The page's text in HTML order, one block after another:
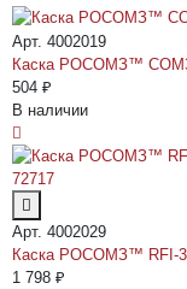
Арт. 4002019
Каска РОСОМЗ™ СОМЗ-
504 ₽
В наличии
Арт. 4002029
Каска РОСОМЗ™ RFI-3
1 798 ₽